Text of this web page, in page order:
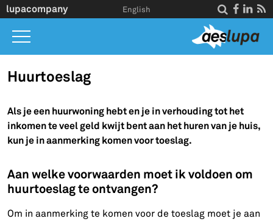
Overslaan en naar de inhoud gaan
lupacompany    
English
Inzicht
Over ons
Contact
Huurtoeslag
Als je een huurwoning hebt en je in verhouding tot het
inkomen te veel geld kwijt bent aan het huren van je huis,
kun je in aanmerking komen voor toeslag.
Aan welke voorwaarden moet ik voldoen om
huurtoeslag te ontvangen?
Om in aanmerking te komen voor de toeslag moet je aan